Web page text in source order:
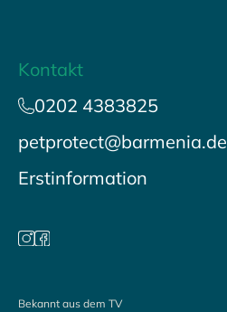
Kontakt
0202 4383825
petprotect@barmenia.de
Erstinformation
Bekannt aus dem TV